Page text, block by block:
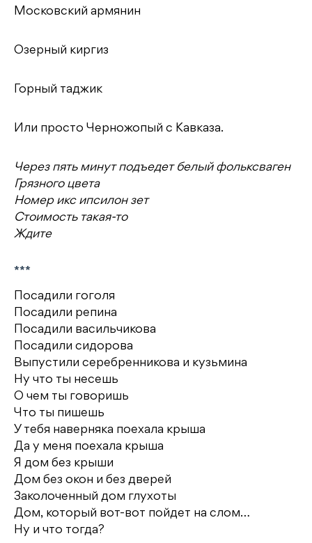
Московский армянин
Озерный киргиз
Горный таджик
Или просто Черножопый с Кавказа.
Через пять минут подъедет белый фольксваген
Грязного цвета
Номер икс ипсилон зет
Стоимость такая-то
Ждите
***
Посадили гоголя
Посадили репина
Посадили васильчикова
Посадили сидорова
Выпустили серебренникова и кузьмина
Ну что ты несешь
О чем ты говоришь
Что ты пишешь
У тебя наверняка поехала крыша
Да у меня поехала крыша
Я дом без крыши
Дом без окон и без дверей
Заколоченный дом глухоты
Дом, который вот-вот пойдет на слом…
Ну и что тогда?